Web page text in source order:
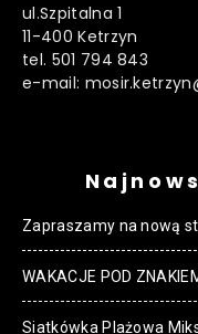
ul.Szpitalna 1
11-400 Ketrzyn
tel. 501 794 843
e-mail:
Zapraszamy na nową
WAKACJE POD
Siatkówka Plażowa